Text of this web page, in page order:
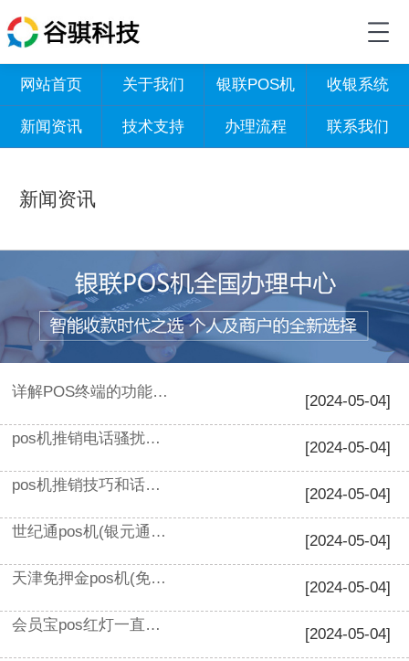
网站首页 关于我们 银联POS机 收银系统
新闻资讯 技术支持 办理流程 联系我们
新闻资讯
[2024-05-04]
详解POS终端的功能和使用(pos机的功能使用介绍)
[2024-05-04]
pos机推销电话骚扰怎么投诉(免费pos机推销的话术)
[2024-05-04]
pos机推销技巧和话术(免费办理pos机话术)
[2024-05-04]
世纪通pos机(银元通POS机)
[2024-05-04]
天津免押金pos机(免费办理pos)
[2024-05-04]
会员宝pos红灯一直闪(pos机几个灯全亮是什么)